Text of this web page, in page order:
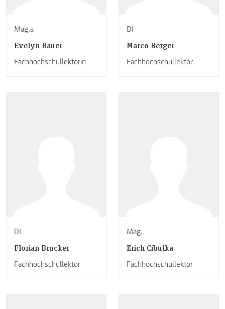
Mag.a
Evelyn Bauer
Fachhochschullektorin
DI
Marco Berger
Fachhochschullektor
DI
Florian Brucker
Fachhochschullektor
Mag.
Erich Cibulka
Fachhochschullektor